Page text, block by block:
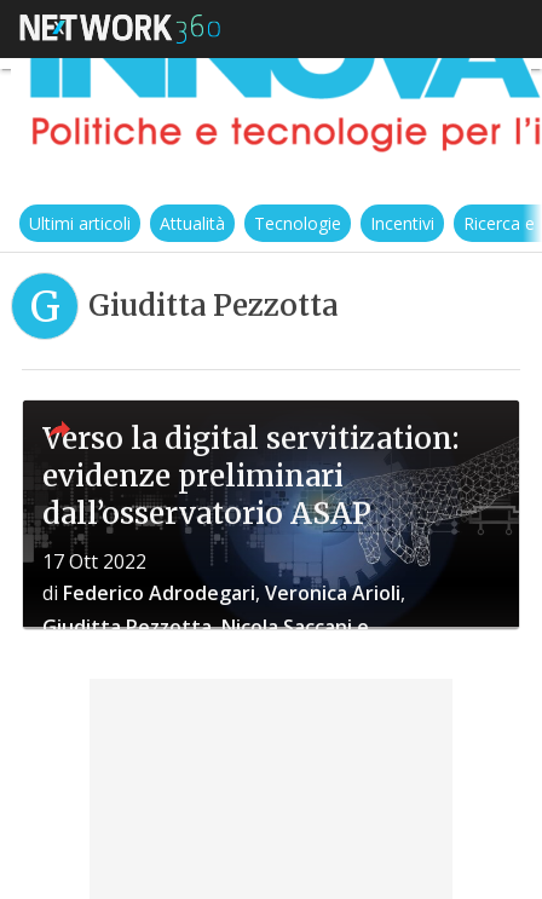
Ultimi articoli Attualità Tecnologie Incentivi Ricerca
G Giuditta Pezzotta
Verso la digital servitization:
evidenze preliminari
dall’osservatorio ASAP
17 Ott 2022
di Federico Adrodegari,Veronica Arioli,
Giuditta Pezzotta,Nicola Saccanie